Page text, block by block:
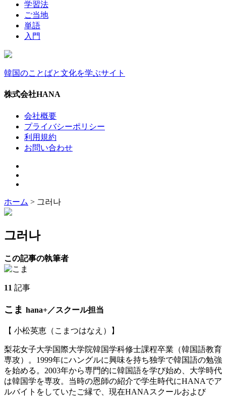
学習法
ご当地
単語
入門
韓国のことばと文化を学ぶサイト
株式会社HANA
会社概要
プライバシーポリシー
利用規約
お問い合わせ
ホーム > 그러나
그러나
この記事の執筆者
11 記事
こま hana+／スクール担当
【 小松英恵（こまつはなえ）】
梨花女子大学国際大学院韓国学科修士課程卒業（韓国語教育
専攻）。1999年にハングルに興味を持ち独学で韓国語の勉強
を始める。2003年から専門的に韓国語を学び始め、大学時代
は韓国学を専攻。当時の恩師の紹介で学生時代にHANAでア
ルバイトをしていたご縁で、現在HANAスクールおよび